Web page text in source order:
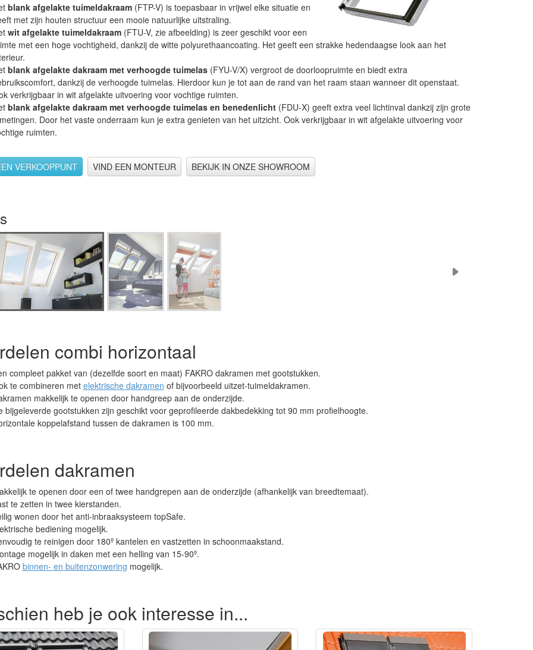
blank afgelakte tuimeldakraam(FTP-V) is toepasbaar in vrijwel elke situatie en
met zijn houten structuur een mooie natuurlijke uitstraling.
wit afgelakte tuimeldakraam(FTU-V, zie afbeelding) is zeer geschikt voor een
met een hoge vochtigheid, dankzij de witte polyurethaancoating. Het geeft een strakke hedendaagse look aan het
blank afgelakte dakraam met verhoogde tuimelas(FYU-V/X) vergroot de doorloopruimte en biedt extra
dankzij de verhoogde tuimelas. Hierdoor kun je tot aan de rand van het raam staan wanneer dit openstaat.
verkrijgbaar in wit afgelakte uitvoering voor vochtige ruimten.
blank afgelakte dakraam met verhoogde tuimelas en benedenlicht(FDU-X) geeft extra veel lichtinval dankzij zijn grote
Door het vaste onderraam kun je extra genieten van het uitzicht. Ook verkrijgbaar in wit afgelakte uitvoering voor
ruimten.
combi horizontaal
compleet pakket van (dezelfde soort en maat) FAKRO dakramen met gootstukken.
te combineren met elektrische dakramen of bijvoorbeeld uitzet-tuimeldakramen.
makkelijk te openen door handgreep aan de onderzijde.
bijgeleverde gootstukken zijn geschikt voor geprofileerde dakbedekking tot 90 mm profielhoogte.
koppelafstand tussen de dakramen is 100 mm.
dakramen
te openen door een of twee handgrepen aan de onderzijde (afhankelijk van breedtemaat).
te zetten in twee kierstanden.
wonen door het anti-inbraaksysteem topSafe.
bediening mogelijk.
te reinigen door 180º kantelen en vastzetten in schoonmaakstand.
mogelijk in daken met een helling van 15-90º.
binnen- en buitenzonwering mogelijk.
heb je ook interesse in...